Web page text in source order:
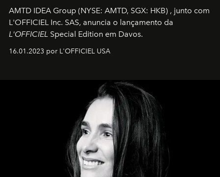
AMTD IDEA Group (NYSE: AMTD, SGX: HKB) , junto com
L'OFFICIEL Inc. SAS, anuncia o lançamento da
L'OFFICIEL Special Edition em Davos.
16.01.2023 por L'OFFICIEL USA